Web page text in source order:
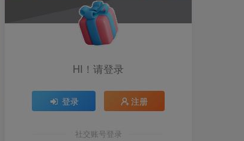
HI！请登录
登录 注册
社交账号登录